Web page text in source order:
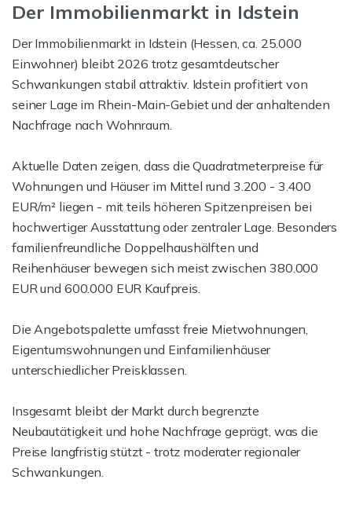
Der Immobilienmarkt in Idstein
Der Immobilienmarkt in Idstein (Hessen, ca. 25.000
Einwohner) bleibt 2026 trotz gesamtdeutscher
Schwankungen stabil attraktiv. Idstein profitiert von
seiner Lage im Rhein-Main-Gebiet und der anhaltenden
Nachfrage nach Wohnraum.
Aktuelle Daten zeigen, dass die Quadratmeterpreise für
Wohnungen und Häuser im Mittel rund 3.200 - 3.400
EUR/m² liegen - mit teils höheren Spitzenpreisen bei
hochwertiger Ausstattung oder zentraler Lage. Besonders
familienfreundliche Doppelhaushälften und
Reihenhäuser bewegen sich meist zwischen 380.000
EUR und 600.000 EUR Kaufpreis.
Die Angebotspalette umfasst freie Mietwohnungen,
Eigentumswohnungen und Einfamilienhäuser
unterschiedlicher Preisklassen.
Insgesamt bleibt der Markt durch begrenzte
Neubautätigkeit und hohe Nachfrage geprägt, was die
Preise langfristig stützt - trotz moderater regionaler
Schwankungen.